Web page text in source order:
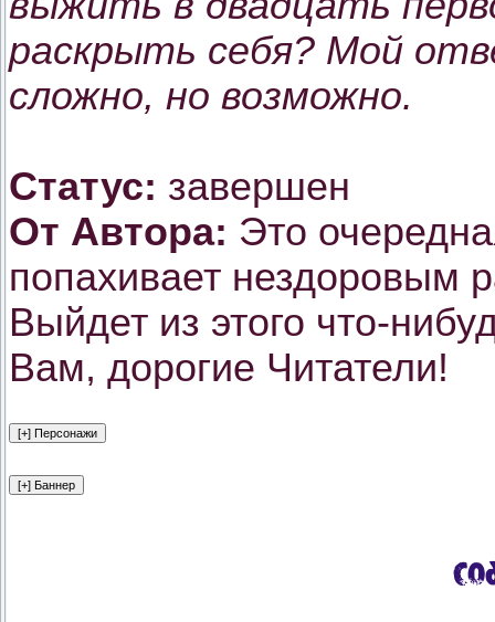
раскрыть себя? Мой
сложно, но возможно.
Статус: завершен
От Автора: Это
попахивает нездоровым
Выйдет из этого что-
Вам, дорогие Читатели!